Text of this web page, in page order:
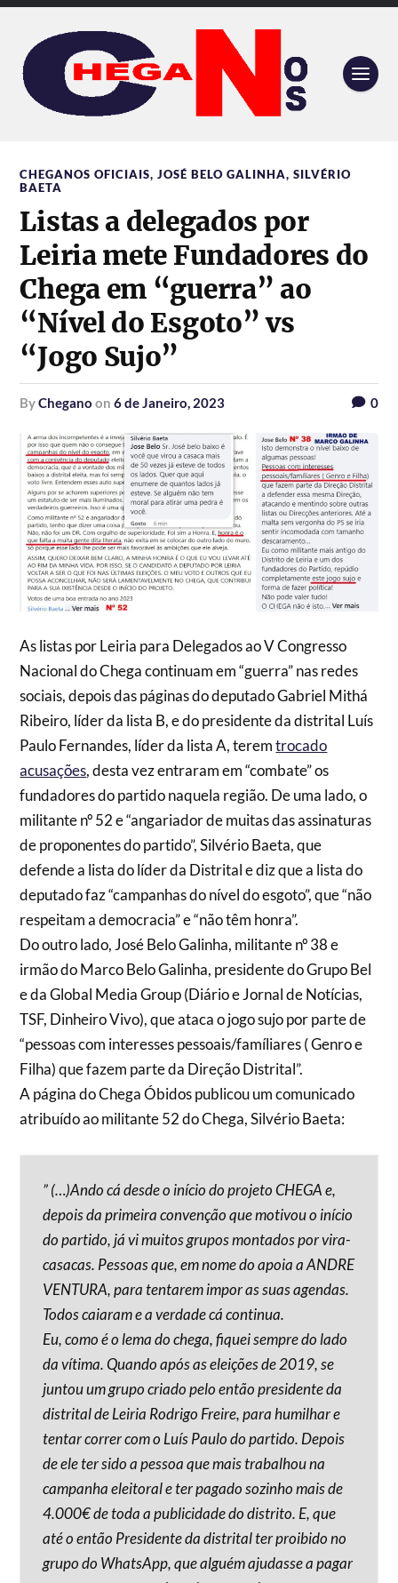
CHEGANOS OFICIAIS,JOSÉ BELO GALINHA,SILVÉRIO
BAETA
Listas a delegados por
Leiria mete Fundadores do
Chega em “guerra” ao
“Nível do Esgoto” vs
“Jogo Sujo”
byChegano on6 de Janeiro, 2023 0
As listas por Leiria para Delegados ao V Congresso
Nacional do Chega continuam em “guerra” nas redes
sociais, depois das páginas do deputado Gabriel Mithá
Ribeiro, líder da lista B, e do presidente da distrital Luís
Paulo Fernandes, líder da lista A, teremtrocado
acusações, desta vez entraram em “combate” os
fundadores do partido naquela região. De uma lado, o
militante nº 52 e “angariador de muitas das assinaturas
de proponentes do partido”, Silvério Baeta, que
defende a lista do líder da Distrital e diz que a lista do
deputado faz “campanhas do nível do esgoto”, que “não
respeitam a democracia” e “não têm honra”.
Do outro lado, José Belo Galinha, militante nº 38 e
irmão do Marco Belo Galinha, presidente do Grupo Bel
e da Global Media Group (Diário e Jornal de Notícias,
TSF, Dinheiro Vivo), que ataca o jogo sujo por parte de
“pessoas com interesses pessoais/famíliares ( Genro e
Filha) que fazem parte da Direção Distrital”.
A página do Chega Óbidos publicou um comunicado
atribuído ao militante 52 do Chega, Silvério Baeta:
” (…)Ando cá desde o início do projeto CHEGA e,
depois da primeira convenção que motivou o início
do partido, já vi muitos grupos montados por vira-
casacas. Pessoas que, em nome do apoia a ANDRE
VENTURA, para tentarem impor as suas agendas.
Todos caiaram e a verdade cá continua.
Eu, como é o lema do chega, fiquei sempre do lado
da vítima. Quando após as eleições de 2019, se
juntou um grupo criado pelo então presidente da
distrital de Leiria Rodrigo Freire, para humilhar e
tentar correr com o Luís Paulo do partido. Depois
de ele ter sido a pessoa que mais trabalhou na
campanha eleitoral e ter pagado sozinho mais de
4.000€ de toda a publicidade do distrito. E, que
até o então Presidente da distrital ter proibido no
grupo do WhatsApp, que alguém ajudasse a pagar